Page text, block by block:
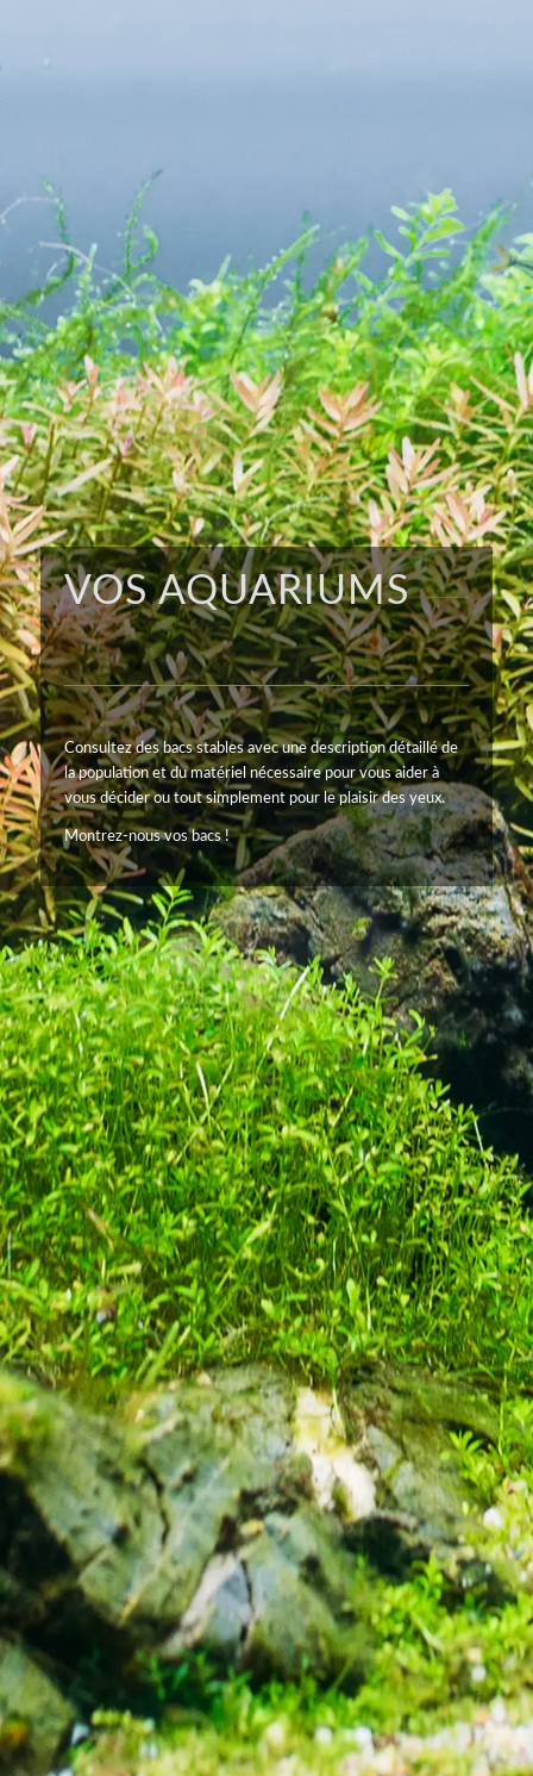
VOS AQUARIUMS
Consultez des bacs stables avec une description détaillé de
la population et du matériel nécessaire pour vous aider à
vous décider ou tout simplement pour le plaisir des yeux.
Montrez-nous vos bacs !